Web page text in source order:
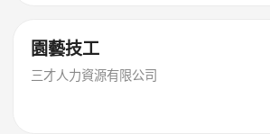
園藝技工
三才人力資源有限公司